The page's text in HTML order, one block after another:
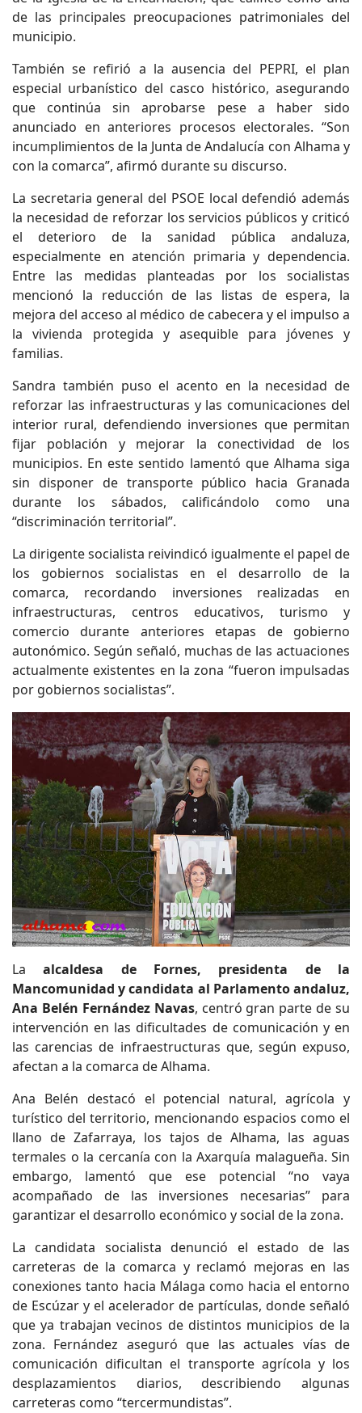
de las principales preocupaciones patrimoniales del
municipio.
También se refirió a la ausencia del PEPRI, el plan
especial urbanístico del casco histórico, asegurando
que continúa sin aprobarse pese a haber sido
anunciado en anteriores procesos electorales. “Son
incumplimientos de la Junta de Andalucía con Alhama y
con la comarca”, afirmó durante su discurso.
La secretaria general del PSOE local defendió además
la necesidad de reforzar los servicios públicos y criticó
el deterioro de la sanidad pública andaluza,
especialmente en atención primaria y dependencia.
Entre las medidas planteadas por los socialistas
mencionó la reducción de las listas de espera, la
mejora del acceso al médico de cabecera y el impulso a
la vivienda protegida y asequible para jóvenes y
familias.
Sandra también puso el acento en la necesidad de
reforzar las infraestructuras y las comunicaciones del
interior rural, defendiendo inversiones que permitan
fijar población y mejorar la conectividad de los
municipios. En este sentido lamentó que Alhama siga
sin disponer de transporte público hacia Granada
durante los sábados, calificándolo como una
“discriminación territorial”.
La dirigente socialista reivindicó igualmente el papel de
los gobiernos socialistas en el desarrollo de la
comarca, recordando inversiones realizadas en
infraestructuras, centros educativos, turismo y
comercio durante anteriores etapas de gobierno
autonómico. Según señaló, muchas de las actuaciones
actualmente existentes en la zona “fueron impulsadas
por gobiernos socialistas”.
La alcaldesa de Fornes, presidenta de la
Mancomunidad y candidata al Parlamento andaluz,
Ana Belén Fernández Navas, centró gran parte de su
intervención en las dificultades de comunicación y en
las carencias de infraestructuras que, según expuso,
afectan a la comarca de Alhama.
Ana Belén destacó el potencial natural, agrícola y
turístico del territorio, mencionando espacios como el
llano de Zafarraya, los tajos de Alhama, las aguas
termales o la cercanía con la Axarquía malagueña. Sin
embargo, lamentó que ese potencial “no vaya
acompañado de las inversiones necesarias” para
garantizar el desarrollo económico y social de la zona.
La candidata socialista denunció el estado de las
carreteras de la comarca y reclamó mejoras en las
conexiones tanto hacia Málaga como hacia el entorno
de Escúzar y el acelerador de partículas, donde señaló
que ya trabajan vecinos de distintos municipios de la
zona. Fernández aseguró que las actuales vías de
comunicación dificultan el transporte agrícola y los
desplazamientos diarios, describiendo algunas
carreteras como “tercermundistas”.